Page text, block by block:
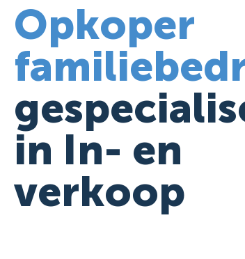
Opkoper
in In- en
verkoop